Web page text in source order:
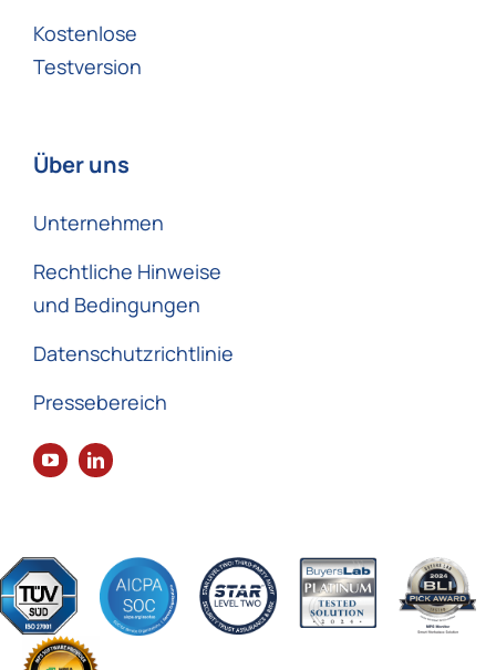
Kostenlose
Testversion
Über uns
Unternehmen
Rechtliche Hinweise
und Bedingungen
Datenschutzrichtlinie
Pressebereich